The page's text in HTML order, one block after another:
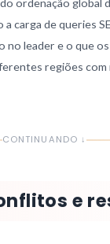
ordenação global
carga de queries
leader e o que
regiões
CONTINUANDO ↓
e